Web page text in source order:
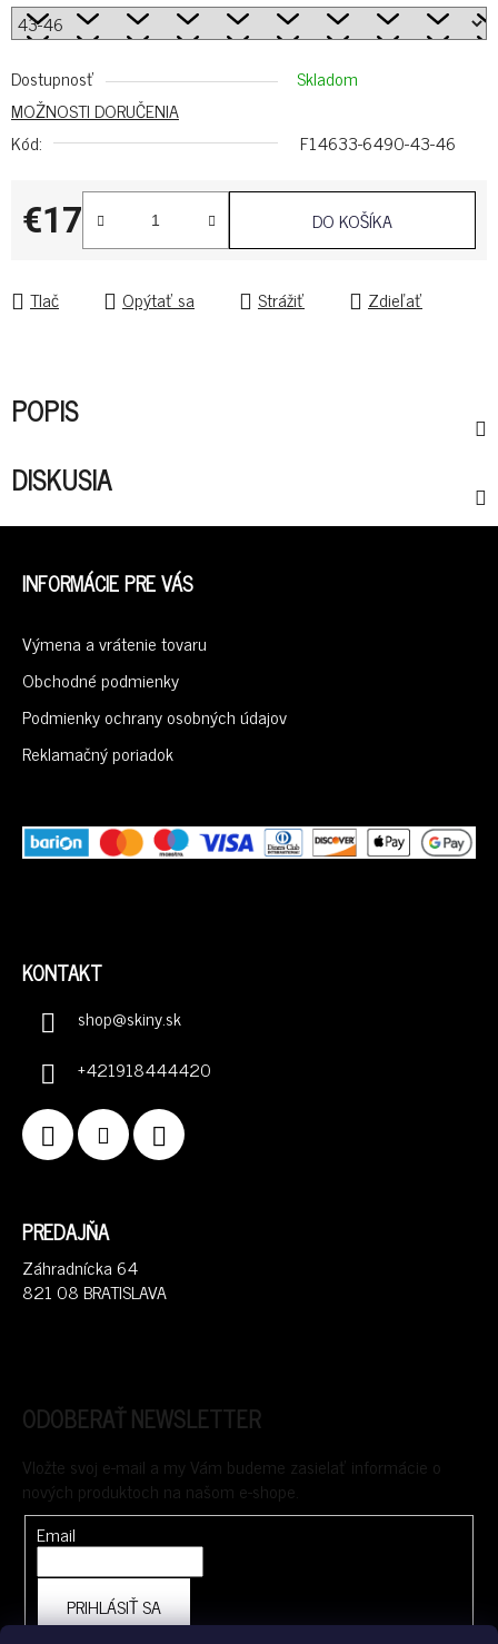
Dostupnosť
Skladom
MOŽNOSTI DORUČENIA
Kód:
F14633-6490-43-46
€17
Jednotková cena:
DO KOŠÍKA
Tlač Opýtať sa Strážiť Zdieľať
POPIS
DISKUSIA
Z
INFORMÁCIE PRE VÁS
Výmena a vrátenie tovaru
Obchodné podmienky
Podmienky ochrany osobných údajov
Reklamačný poriadok
KONTAKT
shop@skiny.sk
+421918444420
PREDAJŇA
Záhradnícka 64
821 08 BRATISLAVA
ODOBERAŤ NEWSLETTER
Vložte svoj e-mail a my Vám budeme zasielať informácie o
nových produktoch na našom e-shope.
Email
PRIHLÁSIŤ SA